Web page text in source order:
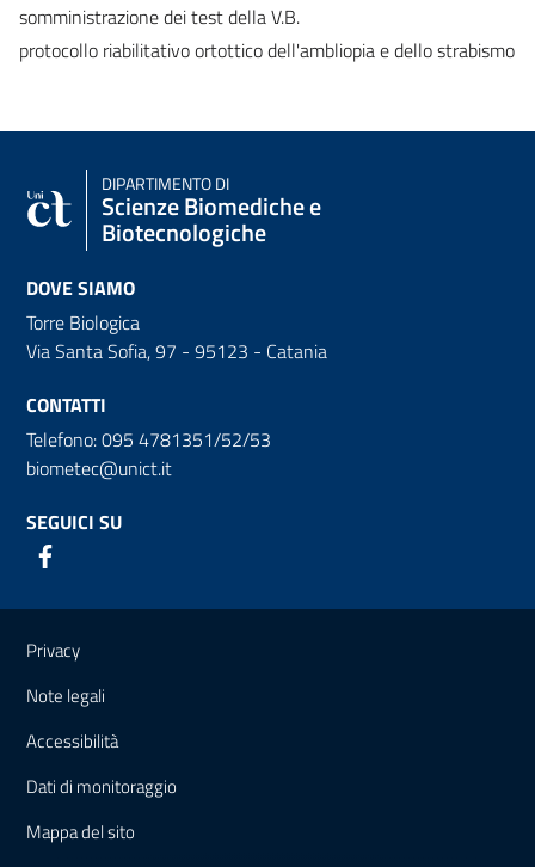
somministrazione dei test della V.B.
protocollo riabilitativo ortottico dell'ambliopia e dello strabismo
DIPARTIMENTO DI
Scienze Biomediche e
Biotecnologiche
DOVE SIAMO
Torre Biologica
Via Santa Sofia, 97 - 95123 - Catania
CONTATTI
Telefono: 095 4781351/52/53
biometec@unict.it
SEGUICI SU
Link e informazioni utili
Privacy
Note legali
Accessibilità
Dati di monitoraggio
Mappa del sito